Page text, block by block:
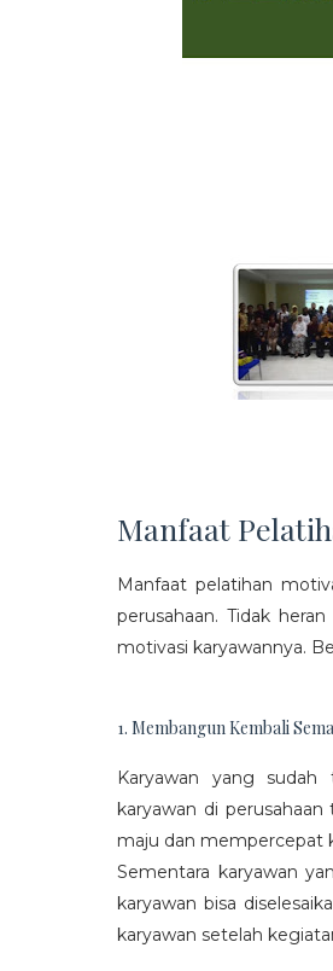
Manfaat
Manfaat pelatihan
perusahaan. Tidak
motivasi karyawannya.
1. Membangun Kembali
Karyawan yang
karyawan di
maju dan mempercepat
Sementara karyawan
karyawan bisa
karyawan setelah